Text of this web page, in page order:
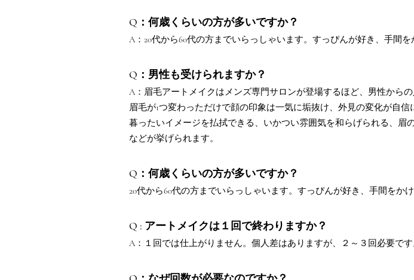
Q：何歳くらいの方が多いですか？
A：20代から60代の方までいらっしゃいます。すっぴんが好き、手間
Q：男性も受けられますか？
A：眉毛アートメイクはメンズ専門サロンが登場するほど、男性からの
眉毛が1つ変わっただけで顔の印象は一気に垢抜け、外見の変化が自信
暮ったいイメージを払拭できる、いかつい雰囲気を和らげられる、眉
などが挙げられます。
Q：何歳くらいの方が多いですか？
20代から60代の方までいらっしゃいます。すっぴんが好き、手間をか
Q : アートメイクは１回で終わりますか？
A：１回では仕上がりません。個人差はありますが、２～３回必要です